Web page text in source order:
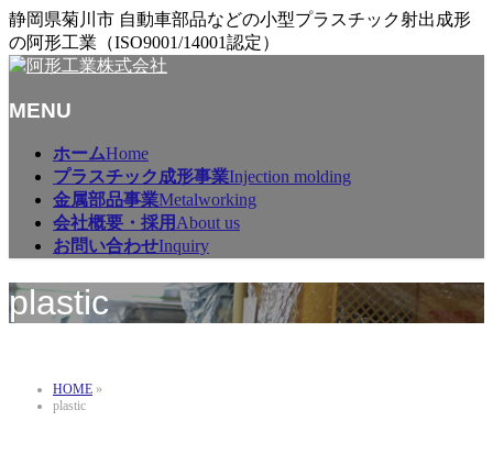
静岡県菊川市 自動車部品などの小型プラスチック射出成形
の阿形工業（ISO9001/14001認定）
MENU
ば
す
ホームHome
プラスチック成形事業Injection molding
金属部品事業Metalworking
会社概要・採用About us
お問い合わせInquiry
plastic
HOME »
plastic